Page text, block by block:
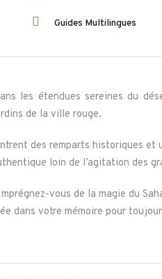
Guides Multilingues
les étendues sereines du
de la ville rouge.
des remparts historiques et
loin de l’agitation des
vous de la magie du
dans votre mémoire pour